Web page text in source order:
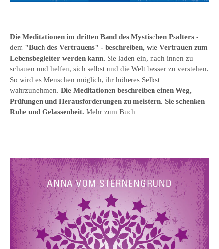
Die Meditationen im dritten Band des Mystischen Psalters -
dem "Buch des Vertrauens" - beschreiben, wie Vertrauen zum
Lebensbegleiter werden kann. Sie laden ein, nach innen zu
schauen und helfen, sich selbst und die Welt besser zu verstehen.
So wird es Menschen möglich, ihr höheres Selbst
wahrzunehmen. Die Meditationen beschreiben einen Weg,
Prüfungen und Herausforderungen zu meistern. Sie schenken
Ruhe und Gelassenheit. Mehr zum Buch